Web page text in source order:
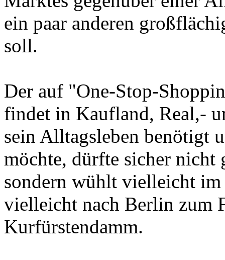
ein paar anderen
soll.
Der auf "One-Stop-
findet in Kaufland, Real,-
sein Alltagsleben benötigt
möchte, dürfte sicher nicht
sondern wühlt vielleicht
vielleicht nach Berlin zum
Kurfürstendamm.